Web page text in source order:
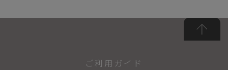
ご利用ガイド